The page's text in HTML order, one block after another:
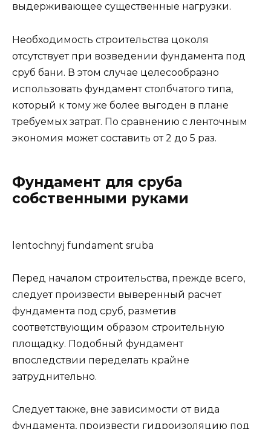
выдерживающее существенные нагрузки.
Необходимость строительства цоколя
отсутствует при возведении фундамента под
сруб бани. В этом случае целесообразно
использовать фундамент столбчатого типа,
который к тому же более выгоден в плане
требуемых затрат. По сравнению с ленточным
экономия может составить от 2 до 5 раз.
Фундамент для сруба
собственными руками
lentochnyj fundament sruba
Перед началом строительства, прежде всего,
следует произвести выверенный расчет
фундамента под сруб, разметив
соответствующим образом строительную
площадку. Подобный фундамент
впоследствии переделать крайне
затруднительно.
Следует также, вне зависимости от вида
фундамента, произвести гидроизоляцию под